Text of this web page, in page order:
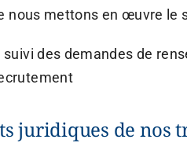
nous mettons en œuvre le
des demandes de
juridiques de nos